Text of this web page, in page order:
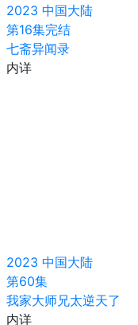
2023 中国大陆
第16集完结
七斋异闻录
内详
2023 中国大陆
第60集
我家大师兄太逆天了
内详